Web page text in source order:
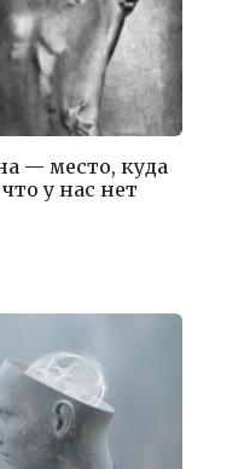
— место, куда
у нас нет